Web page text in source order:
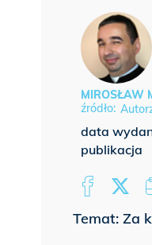
Temat: Za
MIROSŁAW
data
publikacja